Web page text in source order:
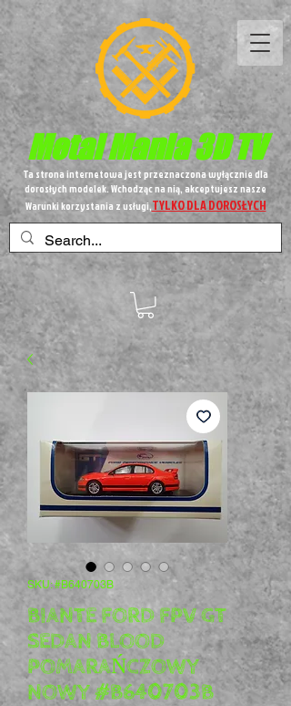
MetalMania 3D TV
Ta strona internetowa jest przeznaczona wyłącznie dla
dorosłych modelek. Wchodząc na nią, akceptujesz nasze
Warunki korzystania z usługi,TYLKO DLA DOROSŁYCH
SKU: #B640703B
BIANTE FORD FPV GT
SEDAN BLOOD
POMARAŃCZOWY
NOWY #B640703B